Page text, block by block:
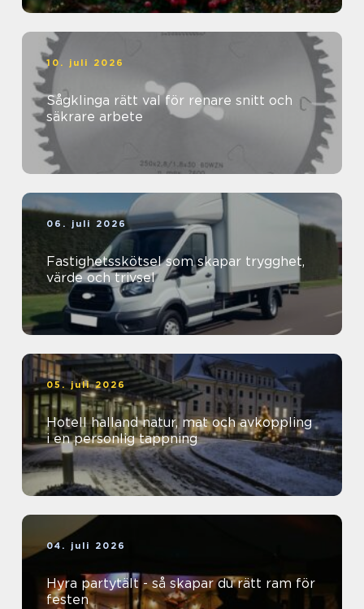
10. juli 2026
Sågklinga rätt val för renare snitt och
säkrare arbete
06. juli 2026
Fastighetsskötsel som skapar trygghet,
värde och trivsel
05. juli 2026
Hotell halland natur, mat och avkoppling
i en personlig tappning
04. juli 2026
Hyra partytält - så skapar du rätt ram för
festen